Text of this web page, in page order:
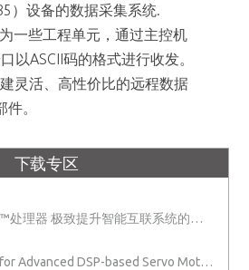
）设备的数据采集系统.
一些工程单元，通过主控机
以ASCII码的格式进行收发。
灵活、高性价比的远程数据
。
下载专区
第六代Intel® Core™处理器 极致提升智能互联系统的性能
8 pages Brochure for Advanced DSP-based Servo Motion Controller:S141